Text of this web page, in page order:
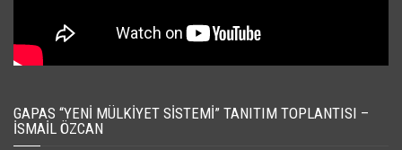
GAPAS “YENI MÜLKIYET SISTEMI” TANITIM TOPLANTISI –
İSMAIL ÖZCAN